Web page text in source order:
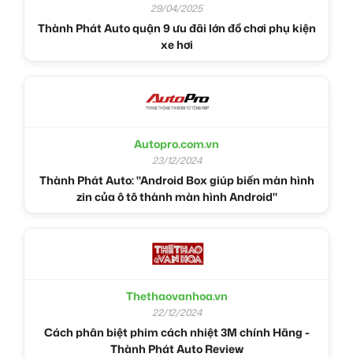
29/04/2025
Thành Phát Auto quận 9 ưu đãi lớn đồ chơi phụ kiện
xe hơi
Autopro.com.vn
23/12/2024
Thành Phát Auto: "Android Box giúp biến màn hình
zin của ô tô thành màn hình Android"
Thethaovanhoa.vn
22/12/2024
Cách phân biệt phim cách nhiệt 3M chính Hãng -
Thành Phát Auto Review